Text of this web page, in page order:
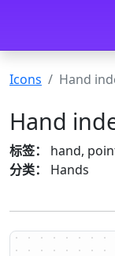
Icons Hand
Hand
标签：
hand,
分类：
Hands